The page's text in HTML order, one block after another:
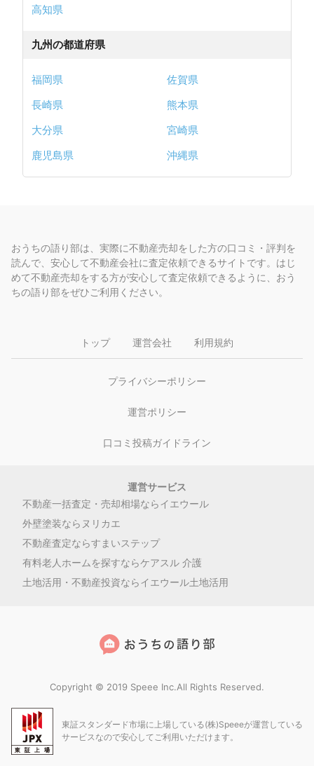
高知県
九州の都道府県
福岡県
佐賀県
長崎県
熊本県
大分県
宮崎県
鹿児島県
沖縄県
おうちの語り部は、実際に不動産売却をした方の口コミ・評判を
読んで、安心して不動産会社に査定依頼できるサイトです。はじ
めて不動産売却をする方が安心して査定依頼できるように、おう
ちの語り部をぜひご利用ください。
トップ 運営会社 利用規約
プライバシーポリシー
運営ポリシー
口コミ投稿ガイドライン
運営サービス
不動産一括査定・売却相場ならイエウール
外壁塗装ならヌリカエ
不動産査定ならすまいステップ
有料老人ホームを探すならケアスル 介護
土地活用・不動産投資ならイエウール土地活用
Copyright © 2019 Speee Inc.All Rights Reserved.
東証スタンダード市場に上場している(株)Speeeが運営している
サービスなので安心してご利用いただけます。